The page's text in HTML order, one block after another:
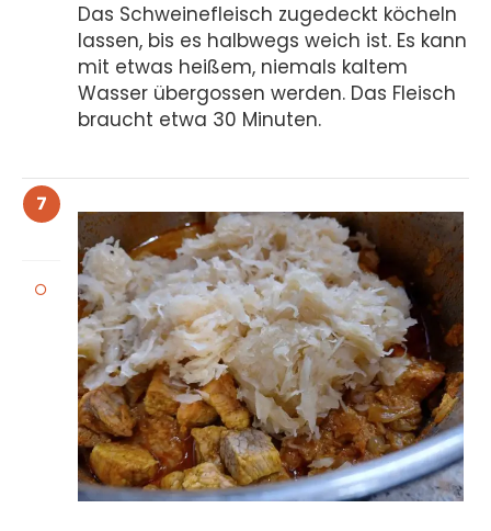
Das Schweinefleisch zugedeckt köcheln
lassen, bis es halbwegs weich ist. Es kann
mit etwas heißem, niemals kaltem
Wasser übergossen werden. Das Fleisch
braucht etwa 30 Minuten.
7